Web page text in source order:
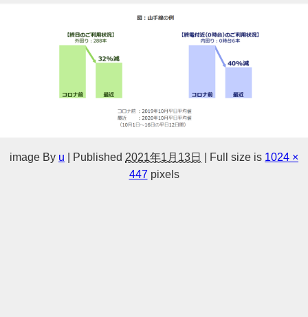
image By u Published 2021年1月13日 Full size is 1024 ×
447 pixels